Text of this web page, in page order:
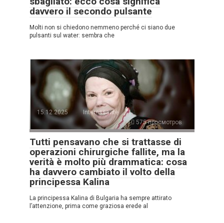
davvero il secondo pulsante
Molti non si chiedono nemmeno perché ci siano due
pulsanti sul water: sembra che
15.12.2025
Interessante
575 просмотров
Tutti pensavano che si trattasse di
operazioni chirurgiche fallite, ma la
verità è molto più drammatica: cosa
ha davvero cambiato il volto della
principessa Kalina
La principessa Kalina di Bulgaria ha sempre attirato
l’attenzione, prima come graziosa erede al